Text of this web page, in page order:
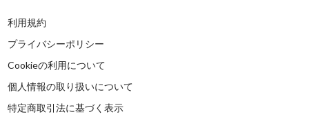
利用規約
プライバシーポリシー
Cookieの利用について
個人情報の取り扱いについて
特定商取引法に基づく表示